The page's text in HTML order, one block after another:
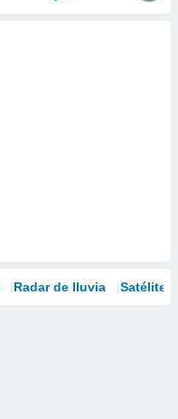
Radar de lluvia Satélites